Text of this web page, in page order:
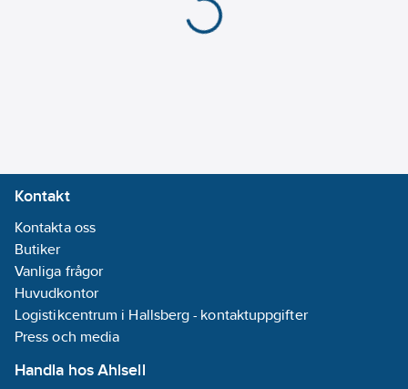
Kontakt
Kontakta oss
Butiker
Vanliga frågor
Huvudkontor
Logistikcentrum i Hallsberg - kontaktuppgifter
Press och media
Handla hos Ahlsell